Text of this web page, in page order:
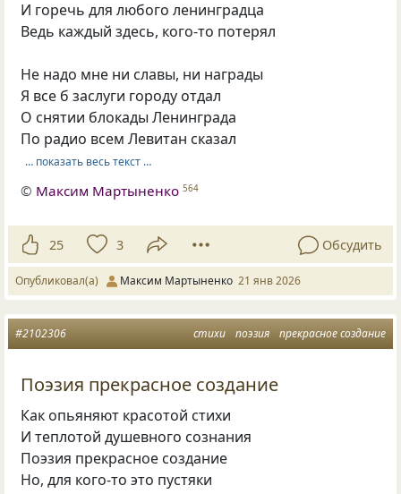
И горечь для любого ленинградца
Ведь каждый здесь, кого-то потерял
Не надо мне ни славы, ни награды
Я все б заслуги городу отдал
О снятии блокады Ленинграда
По радио всем Левитан сказал
… показать весь текст …
© Максим Мартыненко 564
25 3 Обсудить
Опубликовал(а) Максим Мартыненко 21 янв 2026
стихи поэзия прекрасное создание
#2102306
Поэзия прекрасное создание
Как опьяняют красотой стихи
И теплотой душевного сознания
Поэзия прекрасное создание
Но, для кого-то это пустяки